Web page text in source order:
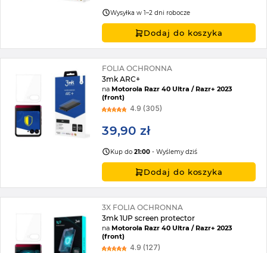
Wysyłka w 1–2 dni robocze
Dodaj do koszyka
FOLIA OCHRONNA
3mk ARC+
naMotorola Razr 40 Ultra / Razr+ 2023
(front)
4.9 (305)
39,90 zł
Kup do21:00 - Wyślemy dziś
Dodaj do koszyka
3X FOLIA OCHRONNA
3mk 1UP screen protector
naMotorola Razr 40 Ultra / Razr+ 2023
(front)
4.9 (127)